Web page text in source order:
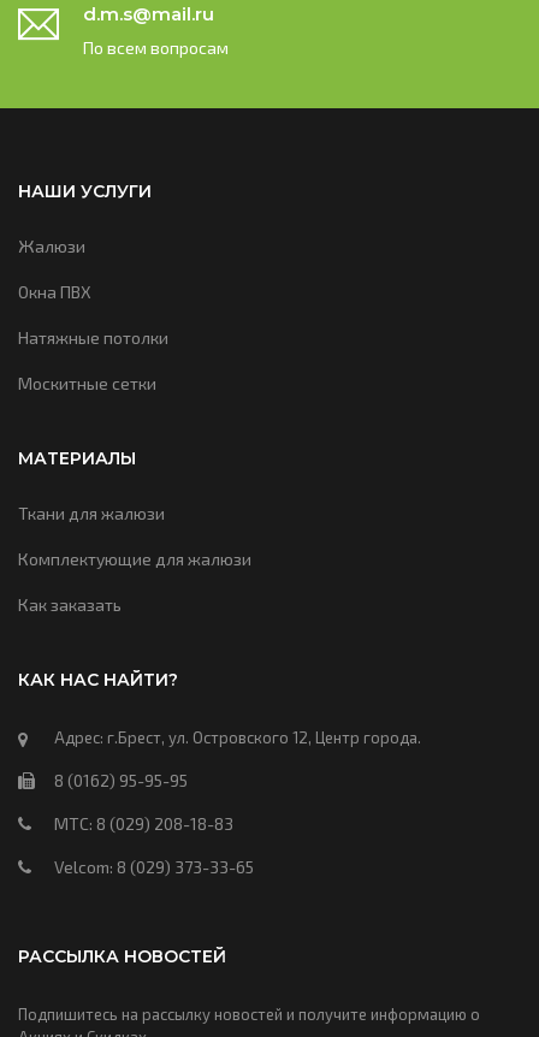
d.m.s@mail.ru
По всем вопросам
НАШИ УСЛУГИ
Жалюзи
Окна ПВХ
Натяжные потолки
Москитные сетки
МАТЕРИАЛЫ
Ткани для жалюзи
Комплектующие для жалюзи
Как заказать
КАК НАС НАЙТИ?
Адрес: г.Брест, ул. Островского 12, Центр города.
8 (0162) 95-95-95
МТС: 8 (029) 208-18-83
Velcom: 8 (029) 373-33-65
РАССЫЛКА НОВОСТЕЙ
Подпишитесь на рассылку новостей и получите информацию о